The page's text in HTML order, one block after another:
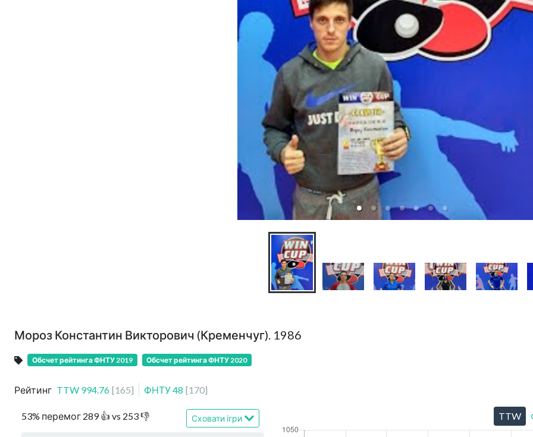
Мороз Константин Викторович (Кременчуг). 1986
Обсчет рейтинга ФНТУ 2019 Обсчет рейтинга ФНТУ 2020
Рейтинг TTW 994.76 [165] ФНТУ48 [170]
53% перемог 289👍 vs 253👎 Сховати ігри TTW